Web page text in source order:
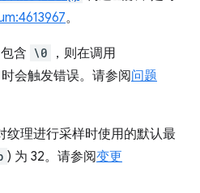
。
包含 \0 ，则在调用
时会触发错误。请参阅问题
纹理进行采样时使用的默认最
) 为 32。请参阅变更